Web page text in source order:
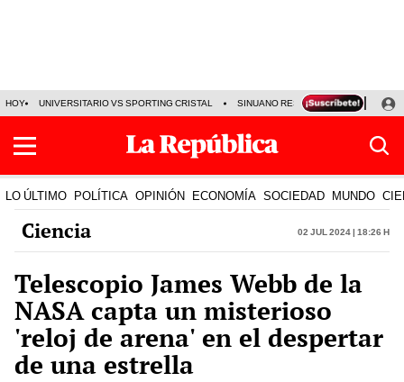
HOY UNIVERSITARIO VS SPORTING CRISTAL SINUANO RESULTADOS HOY
LO ÚLTIMO POLÍTICA OPINIÓN ECONOMÍA SOCIEDAD MUNDO
Ciencia 02 Jul 2024 | 18:26 h
Telescopio James Webb de la
NASA capta un misterioso
'reloj de arena' en el despertar
de una estrella